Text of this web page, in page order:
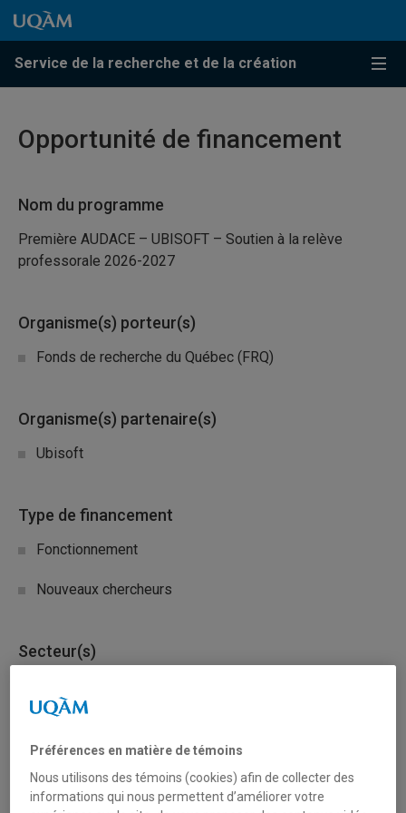
Passer au contenu
Accéder au menu principal
Accéder à la recherche
Passer au contenu
Accéder au menu principal
Service de la recherche et de la création
Menu
Opportunité de financement
Nom du programme
Première AUDACE – UBISOFT – Soutien à la relève
professorale 2026-2027
Organisme(s) porteur(s)
Fonds de recherche du Québec (FRQ)
Organisme(s) partenaire(s)
Ubisoft
Type de financement
Fonctionnement
Nouveaux chercheurs
Secteur(s)
Sciences naturelles et mathématiques
Préférences en matière de témoins
Nous utilisons des témoins (cookies) afin de collecter des
informations qui nous permettent d’améliorer votre